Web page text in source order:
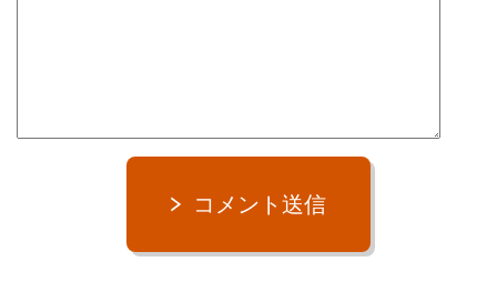
３匹と龍市の出会いのヒストリーはメルマガ1通目で紹介してい
コメント送信